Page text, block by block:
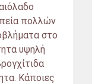
πολλών
στο
υψηλή
Κάποιες